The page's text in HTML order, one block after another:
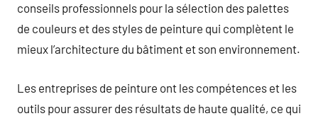
conseils professionnels pour la sélection des palettes
de couleurs et des styles de peinture qui complètent le
mieux l’architecture du bâtiment et son environnement.
Les entreprises de peinture ont les compétences et les
outils pour assurer des résultats de haute qualité, ce qui